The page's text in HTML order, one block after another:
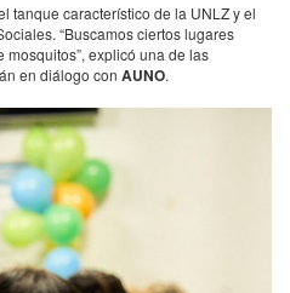
tanque característico de la UNLZ y el
“Buscamos ciertos lugares
explicó una de las
en diálogo con AUNO.